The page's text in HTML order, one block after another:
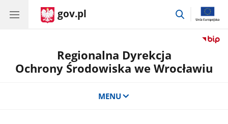
gov.pl
przejdź
Regionalna Dyrekcja
Ochrony Środowiska we Wrocławiu
MENU